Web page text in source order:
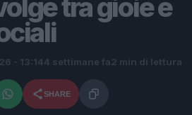
tra gioie e
- 13:144 settimane fa2 min di lettura
SHARE